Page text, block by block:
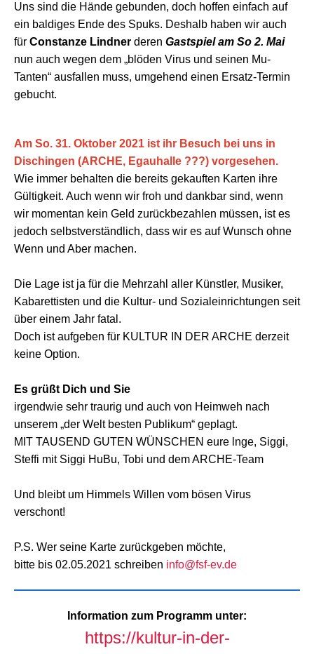
Uns sind die Hände gebunden, doch hoffen einfach auf
ein baldiges Ende des Spuks. Deshalb haben wir auch
für Constanze Lindner deren Gastspiel am So 2. Mai
nun auch wegen dem „blöden Virus und seinen Mu-
Tanten“ ausfallen muss, umgehend einen Ersatz-Termin
gebucht.
Am So. 31. Oktober 2021 ist ihr Besuch bei uns in
Dischingen (ARCHE, Egauhalle ???) vorgesehen.
Wie immer behalten die bereits gekauften Karten ihre
Gültigkeit. Auch wenn wir froh und dankbar sind, wenn
wir momentan kein Geld zurückbezahlen müssen, ist es
jedoch selbstverständlich, dass wir es auf Wunsch ohne
Wenn und Aber machen.
Die Lage ist ja für die Mehrzahl aller Künstler, Musiker,
Kabarettisten und die Kultur- und Sozialeinrichtungen seit
über einem Jahr fatal.
Doch ist aufgeben für KULTUR IN DER ARCHE derzeit
keine Option.
Es grüßt Dich und Sie
irgendwie sehr traurig und auch von Heimweh nach
unserem „der Welt besten Publikum“ geplagt.
MIT TAUSEND GUTEN WÜNSCHEN eure lnge, Siggi,
Steffi mit Siggi HuBu, Tobi und dem ARCHE-Team
Und bleibt um Himmels Willen vom bösen Virus
verschont!
P.S. Wer seine Karte zurückgeben möchte,
bitte bis 02.05.2021 schreiben info@fsf-ev.de
Information zum Programm unter:
https://kultur-in-der-